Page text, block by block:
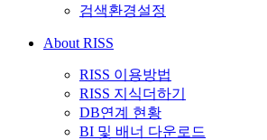
검색환경설정
About RISS
RISS 이용방법
RISS 지식더하기
DB연계 현황
BI 및 배너 다운로드